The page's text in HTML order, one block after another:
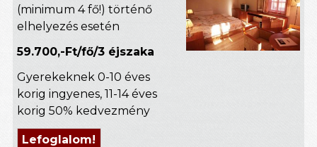
(minimum 4 fő!) történő
elhelyezés esetén
59.700,-Ft/fő/3 éjszaka
Gyerekeknek 0-10 éves
korig ingyenes, 11-14 éves
korig 50% kedvezmény
Lefoglalom!